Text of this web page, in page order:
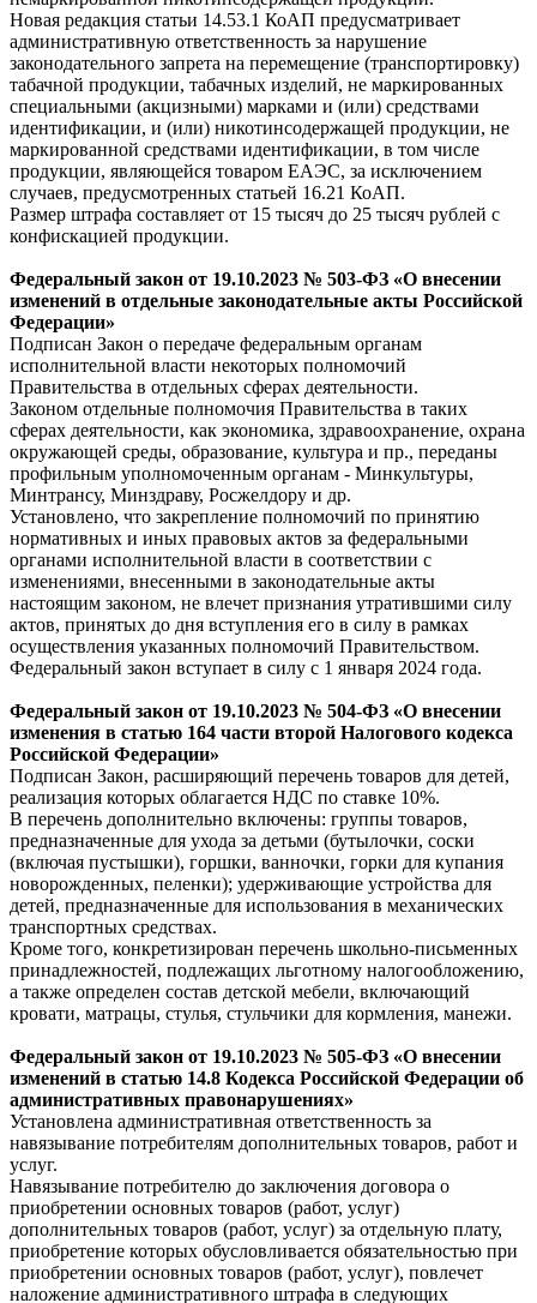
Новая редакция статьи 14.53.1 КоАП предусматривает
административную ответственность за нарушение
законодательного запрета на перемещение (транспортировку)
табачной продукции, табачных изделий, не маркированных
специальными (акцизными) марками и (или) средствами
идентификации, и (или) никотинсодержащей продукции, не
маркированной средствами идентификации, в том числе
продукции, являющейся товаром ЕАЭС, за исключением
случаев, предусмотренных статьей 16.21 КоАП.
Размер штрафа составляет от 15 тысяч до 25 тысяч рублей с
конфискацией продукции.
Федеральный закон от 19.10.2023 № 503-ФЗ «О внесении
изменений в отдельные законодательные акты Российской
Федерации»
Подписан Закон о передаче федеральным органам
исполнительной власти некоторых полномочий
Правительства в отдельных сферах деятельности.
Законом отдельные полномочия Правительства в таких
сферах деятельности, как экономика, здравоохранение, охрана
окружающей среды, образование, культура и пр., переданы
профильным уполномоченным органам - Минкультуры,
Минтрансу, Минздраву, Росжелдору и др.
Установлено, что закрепление полномочий по принятию
нормативных и иных правовых актов за федеральными
органами исполнительной власти в соответствии с
изменениями, внесенными в законодательные акты
настоящим законом, не влечет признания утратившими силу
актов, принятых до дня вступления его в силу в рамках
осуществления указанных полномочий Правительством.
Федеральный закон вступает в силу с 1 января 2024 года.
Федеральный закон от 19.10.2023 № 504-ФЗ «О внесении
изменения в статью 164 части второй Налогового кодекса
Российской Федерации»
Подписан Закон, расширяющий перечень товаров для детей,
реализация которых облагается НДС по ставке 10%.
В перечень дополнительно включены: группы товаров,
предназначенные для ухода за детьми (бутылочки, соски
(включая пустышки), горшки, ванночки, горки для купания
новорожденных, пеленки); удерживающие устройства для
детей, предназначенные для использования в механических
транспортных средствах.
Кроме того, конкретизирован перечень школьно-письменных
принадлежностей, подлежащих льготному налогообложению,
а также определен состав детской мебели, включающий
кровати, матрацы, стулья, стульчики для кормления, манежи.
Федеральный закон от 19.10.2023 № 505-ФЗ «О внесении
изменений в статью 14.8 Кодекса Российской Федерации об
административных правонарушениях»
Установлена административная ответственность за
навязывание потребителям дополнительных товаров, работ и
услуг.
Навязывание потребителю до заключения договора о
приобретении основных товаров (работ, услуг)
дополнительных товаров (работ, услуг) за отдельную плату,
приобретение которых обусловливается обязательностью при
приобретении основных товаров (работ, услуг), повлечет
наложение административного штрафа в следующих